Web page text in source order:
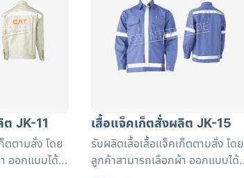
JK-11
ตตามสั่ง โดย
ออกแบบได้
เสื้อแจ็คเก็ตสั่งผลิต JK-15
รับผลิตเสื้อเสื้อแจ็คเก็ตตามสั่ง โดย
ลูกค้าสามารถเลือกผ้า ออกแบบได้